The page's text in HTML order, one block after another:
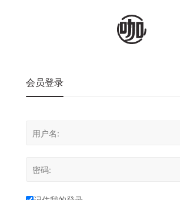
会员登录